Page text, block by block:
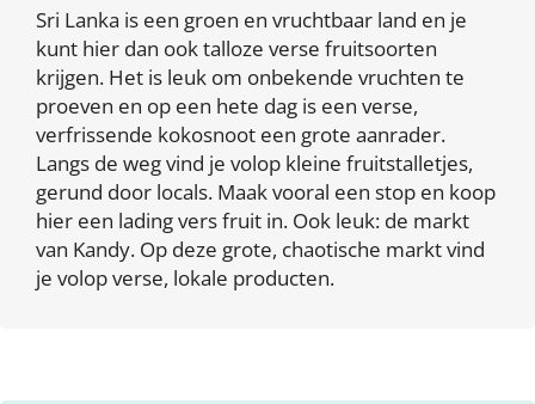
Sri Lanka is een groen en vruchtbaar land en je
kunt hier dan ook talloze verse fruitsoorten
krijgen. Het is leuk om onbekende vruchten te
proeven en op een hete dag is een verse,
verfrissende kokosnoot een grote aanrader.
Langs de weg vind je volop kleine fruitstalletjes,
gerund door locals. Maak vooral een stop en koop
hier een lading vers fruit in. Ook leuk: de markt
van Kandy. Op deze grote, chaotische markt vind
je volop verse, lokale producten.